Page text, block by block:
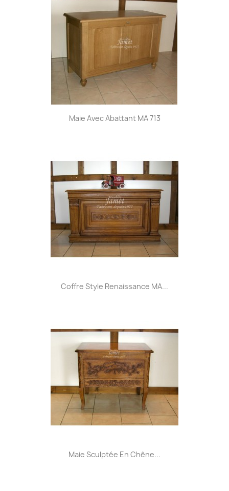
Maie Avec Abattant MA 713
Coffre Style Renaissance MA...
Maie Sculptée En Chêne...